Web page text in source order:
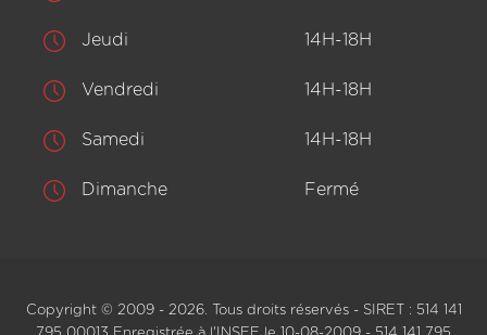
Jeudi 14H-18H
Vendredi 14H-18H
Samedi 14H-18H
Dimanche Fermé
Copyright © 2009 - 2026. Tous droits réservés - SIRET : 514 141